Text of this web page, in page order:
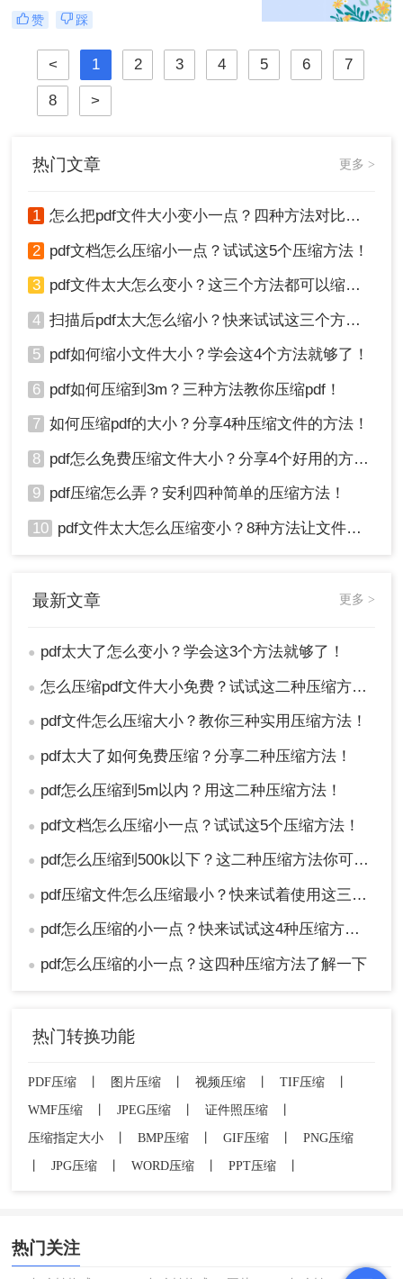
合。然而，过大的PDF文件可能会给
传输和存储带来不便。那么如何免费
压缩文件pdf呢？本文将介绍三种免费
压缩PDF文件的方法，帮助您轻松解
决PDF文件过大的问题。
赞 踩
< 1 2 3 4 5 6 7
8 >
热门文章 更多 >
1 怎么把pdf文件大小变小一点？四种方法对比，一看就懂！
2 pdf文档怎么压缩小一点？试试这5个压缩方法！
3 pdf文件太大怎么变小？这三个方法都可以缩小！
4 扫描后pdf太大怎么缩小？快来试试这三个方法！
5 pdf如何缩小文件大小？学会这4个方法就够了！
6 pdf如何压缩到3m？三种方法教你压缩pdf！
7 如何压缩pdf的大小？分享4种压缩文件的方法！
8 pdf怎么免费压缩文件大小？分享4个好用的方法，简单又快捷！
9 pdf压缩怎么弄？安利四种简单的压缩方法！
10 pdf文件太大怎么压缩变小？8种方法让文件轻松"瘦身"！
最新文章 更多 >
● pdf太大了怎么变小？学会这3个方法就够了！
● 怎么压缩pdf文件大小免费？试试这二种压缩方法！
● pdf文件怎么压缩大小？教你三种实用压缩方法！
● pdf太大了如何免费压缩？分享二种压缩方法！
● pdf怎么压缩到5m以内？用这二种压缩方法！
● pdf文档怎么压缩小一点？试试这5个压缩方法！
● pdf怎么压缩到500k以下？这二种压缩方法你可以轻松学会！
● pdf压缩文件怎么压缩最小？快来试着使用这三种压缩方法！
● pdf怎么压缩的小一点？快来试试这4种压缩方法！
● pdf怎么压缩的小一点？这四种压缩方法了解一下
热门转换功能
PDF压缩 图片压缩 视频压缩 TIF压缩
WMF压缩
JPEG压缩 证件照压缩
压缩指定大小
BMP压缩 GIF压缩
PNG压缩
JPG压缩 WORD压缩 PPT压缩
热门关注